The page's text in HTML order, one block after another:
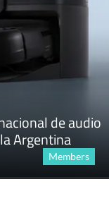
de audio
Argentina
Members